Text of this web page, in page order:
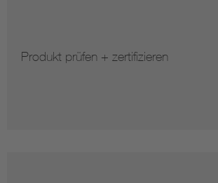
Produkt prüfen + zertifizieren